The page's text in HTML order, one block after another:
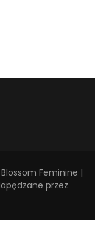
Blossom Feminine |
przez